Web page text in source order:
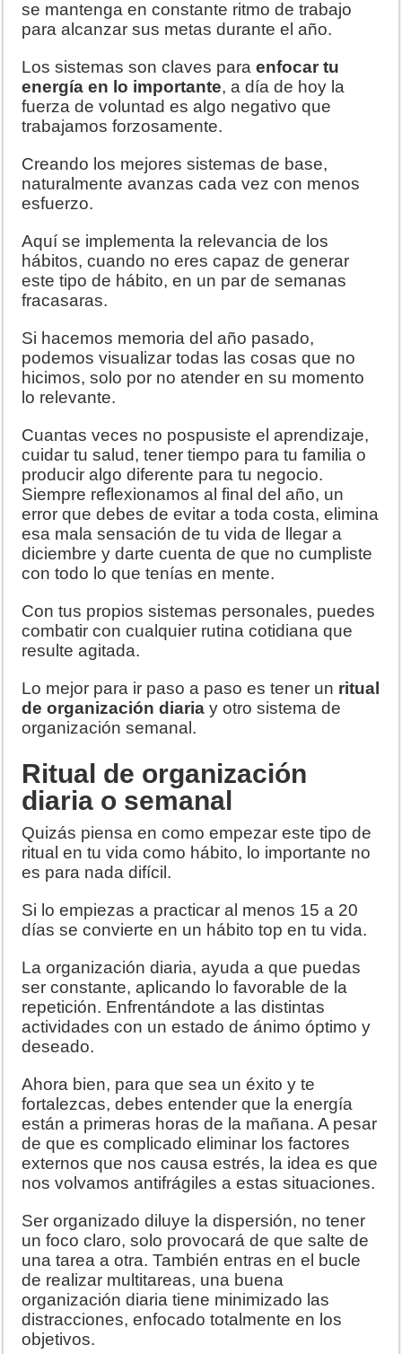
se mantenga en constante ritmo de trabajo
para alcanzar sus metas durante el año.
Los sistemas son claves paraenfocar tu
energía en lo importante, a día de hoy la
fuerza de voluntad es algo negativo que
trabajamos forzosamente.
Creando los mejores sistemas de base,
naturalmente avanzas cada vez con menos
esfuerzo.
Aquí se implementa la relevancia de los
hábitos, cuando no eres capaz de generar
este tipo de hábito, en un par de semanas
fracasaras.
Si hacemos memoria del año pasado,
podemos visualizar todas las cosas que no
hicimos, solo por no atender en su momento
lo relevante.
Cuantas veces no pospusiste el aprendizaje,
cuidar tu salud, tener tiempo para tu familia o
producir algo diferente para tu negocio.
Siempre reflexionamos al final del año, un
error que debes de evitar a toda costa, elimina
esa mala sensación de tu vida de llegar a
diciembre y darte cuenta de que no cumpliste
con todo lo que tenías en mente.
Con tus propios sistemas personales, puedes
combatir con cualquier rutina cotidiana que
resulte agitada.
Lo mejor para ir paso a paso es tener un ritual
de organización diaria y otro sistema de
organización semanal.
Ritual de organización
diaria o semanal
Quizás piensa en como empezar este tipo de
ritual en tu vida como hábito, lo importante no
es para nada difícil.
Si lo empiezas a practicar al menos 15 a 20
días se convierte en un hábito top en tu vida.
La organización diaria, ayuda a que puedas
ser constante, aplicando lo favorable de la
repetición. Enfrentándote a las distintas
actividades con un estado de ánimo óptimo y
deseado.
Ahora bien, para que sea un éxito y te
fortalezcas, debes entender que la energía
están a primeras horas de la mañana. A pesar
de que es complicado eliminar los factores
externos que nos causa estrés, la idea es que
nos volvamos antifrágiles a estas situaciones.
Ser organizado diluye la dispersión, no tener
un foco claro, solo provocará de que salte de
una tarea a otra. También entras en el bucle
de realizar multitareas, una buena
organización diaria tiene minimizado las
distracciones, enfocado totalmente en los
objetivos.